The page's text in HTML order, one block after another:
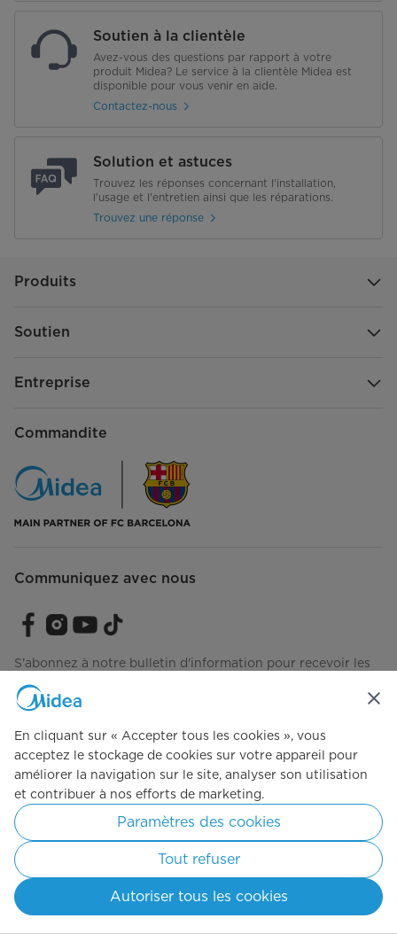
Soutien à la clientèle
Avez-vous des questions par rapport à votre
produit Midea? Le service à la clientèle Midea est
disponible pour vous venir en aide.
Contactez-nous
Solution et astuces
Trouvez les réponses concernant l'installation,
l'usage et l'entretien ainsi que les réparations.
Trouvez une réponse
Produits
Soutien
Entreprise
Commandite
Communiquez avec nous
S'abonnez à notre bulletin d'information pour recevoir les
dernières nouvelles et les annonces de produits.
Consultez notre façon de gérer vos données Modalités
d'utilisation
Tout simplement idéal
Droits d'auteur 2026 Midea. Tous droits réservés.
En cliquant sur « Accepter tous les cookies », vous
acceptez le stockage de cookies sur votre appareil pour
améliorer la navigation sur le site, analyser son utilisation
et contribuer à nos efforts de marketing.
Paramètres des cookies
Tout refuser
Autoriser tous les cookies